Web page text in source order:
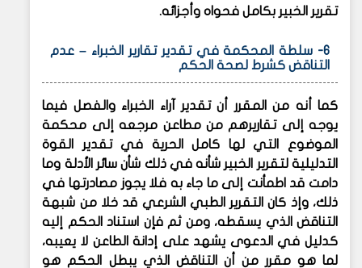
تقرير الخبير بكامل فحواه وأجزائه.
6- سلطة المحكمة في تقدير تقارير الخبراء – عدم
التناقض كشرط لصحة الحكم
كما أنه من المقرر أن تقدير آراء الخبراء والفصل فيما
يوجه إلى تقاريرهم من مطاعن مرجعه إلى محكمة
الموضوع التي لها كامل الحرية في تقدير القوة
التدليلية لتقرير الخبير شأنه في ذلك شأن سائر الأدلة وما
دامت قد اطمأنت إلى ما جاء به فلا يجوز مصادرتها في
ذلك، وإذ كان التقرير الطبي الشرعي قد خلا من شبهة
التناقض الذي يسقطه، ومن ثم فإن استناد الحكم إليه
كدليل في الدعوى يشهد على إدانة الطاعن لا يعيبه،
لما هو مقرر من أن التناقض الذي يبطل الحكم هو